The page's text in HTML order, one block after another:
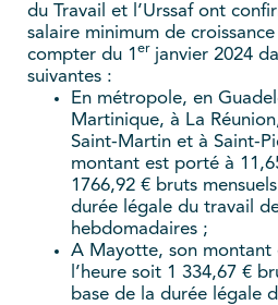
du Travail et l’Urssaf ont
salaire minimum de
compter du 1 er janvier 2024
suivantes :
En métropole, en
Martinique, à La
Saint-Martin et à Saint-
montant est porté à
1766,92 € bruts
durée légale du travail
hebdomadaires ;
A Mayotte, son montant
l’heure soit 1 334,67 €
base de la durée légale